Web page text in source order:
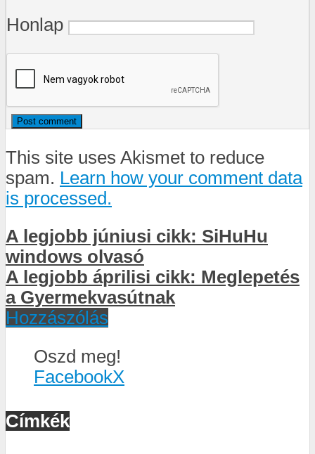
Honlap
This site uses Akismet to reduce
spam. Learn how your comment data
is processed.
A legjobb júniusi cikk: SiHuHu
windows olvasó
A legjobb áprilisi cikk: Meglepetés
a Gyermekvasútnak
Hozzászólás
Oszd meg!
FacebookX
Címkék